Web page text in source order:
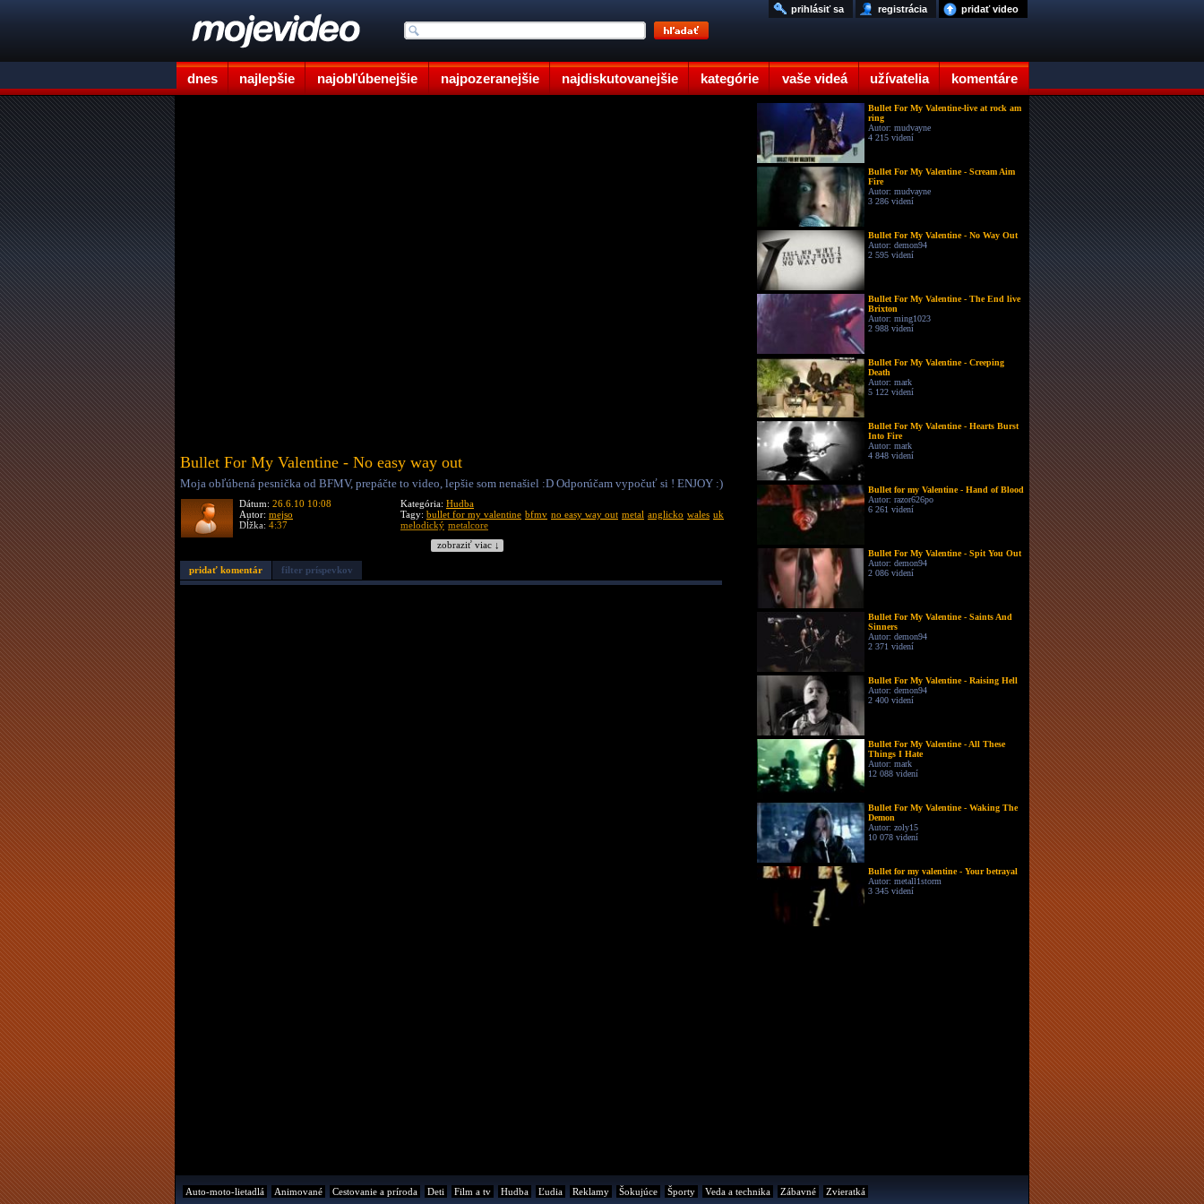
dnes najlepšie najobľúbenejšie najpozeranejšie najdiskutovanejšie kategórie vaše videá užívatelia komentáre
pridať video
registrácia
prihlásiť sa
Bullet For My Valentine - No easy way out
Moja obľúbená pesnička od BFMV, prepáčte to video, lepšie som nenašiel :D Odporúčam vypočuť si ! ENJOY :)
Dátum: 26.6.10 10:08
Autor: mejso
Dĺžka: 4:37
Kategória: Hudba
Tagy: bullet for my valentine bfmv no easy way out metal anglicko wales uk
melodický metalcore
zobraziť viac ↓
pridať komentár filter príspevkov
Bullet For My Valentine-live at rock am
ring
Autor: mudvayne
4 215 videní
Bullet For My Valentine - Scream Aim
Fire
Autor: mudvayne
3 286 videní
Bullet For My Valentine - No Way Out
Autor: demon94
2 595 videní
Bullet For My Valentine - The End live
Brixton
Autor: ming1023
2 988 videní
Bullet For My Valentine - Creeping
Death
Autor: mark
5 122 videní
Bullet For My Valentine - Hearts Burst
Into Fire
Autor: mark
4 848 videní
Bullet for my Valentine - Hand of Blood
Autor: razor626po
6 261 videní
Bullet For My Valentine - Spit You Out
Autor: demon94
2 086 videní
Bullet For My Valentine - Saints And
Sinners
Autor: demon94
2 371 videní
Bullet For My Valentine - Raising Hell
Autor: demon94
2 400 videní
Bullet For My Valentine - All These
Things I Hate
Autor: mark
12 088 videní
Bullet For My Valentine - Waking The
Demon
Autor: zoly15
10 078 videní
Bullet for my valentine - Your betrayal
Autor: metall1storm
3 345 videní
Auto-moto-lietadlá Animované Cestovanie a príroda Deti Film a tv Hudba Ľudia Reklamy Šokujúce Športy Veda a technika Zábavné Zvieratká